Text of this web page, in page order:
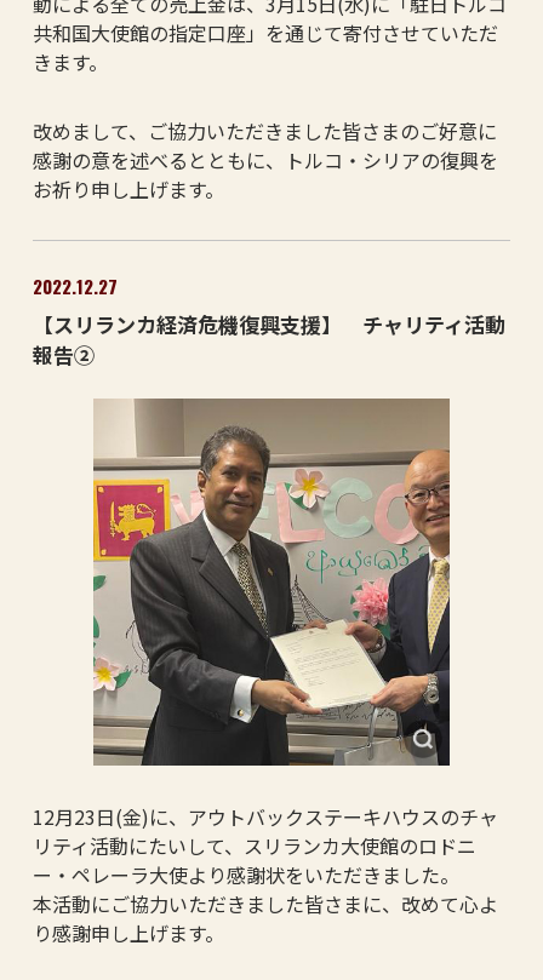
共和国大使館の指定口座」を通じて寄付させていただ
きます。
改めまして、ご協力いただきました皆さまのご好意に
感謝の意を述べるとともに、トルコ・シリアの復興を
お祈り申し上げます。
2022.12.27
【スリランカ経済危機復興支援】 チャリティ活動
報告②
12月23日(金)に、アウトバックステーキハウスのチャ
リティ活動にたいして、スリランカ大使館のロドニ
ー・ペレーラ大使より感謝状をいただきました。
本活動にご協力いただきました皆さまに、改めて心よ
り感謝申し上げます。